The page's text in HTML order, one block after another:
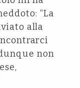
“La
alla
non